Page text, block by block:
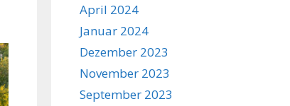
April 2024
Januar 2024
Dezember 2023
November 2023
September 2023